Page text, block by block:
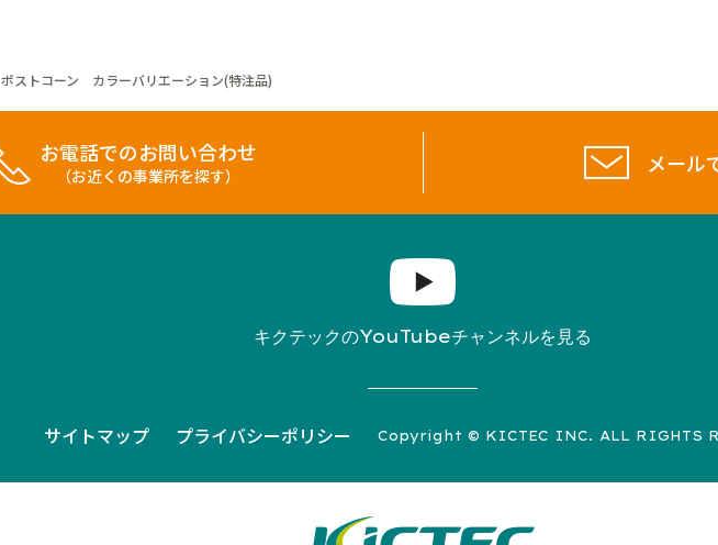
ポストコーン カラーバリエーション(特注品)
お電話でのお問い合わせ
（お近くの事業所を探す） メール
キクテックのYouTubeチャンネルを見る
サイトマップ プライバシーポリシー Copyright © KICTEC INC. ALL RIGHTS